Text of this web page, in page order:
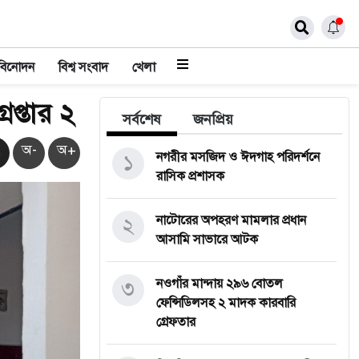
বিশ্ব সংবাদ খেলা
২
অ- অ+
সর্বশেষ জনপ্রিয়
নগরীর মসজিদ ও ঈদগাহ পরিদর্শনে
রাসিক প্রশাসক
১
নাটোরের অপহরণ মামলার প্রধান
আসামি সাভারে আটক
২
নওগাঁর মান্দায় ২৯৬ বোতল
ফেন্সিডিলসহ ২ মাদক কারবারি
গ্রেফতার
৩